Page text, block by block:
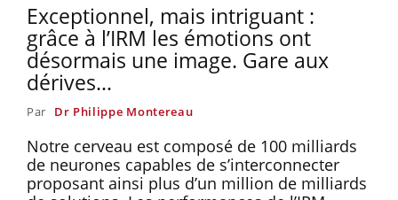
Exceptionnel, mais intriguant :
grâce à l’IRM les émotions ont
désormais une image. Gare aux
dérives…
Par Dr Philippe Montereau
Notre cerveau est composé de 100 milliards
de neurones capables de s’interconnecter
proposant ainsi plus d’un million de milliards